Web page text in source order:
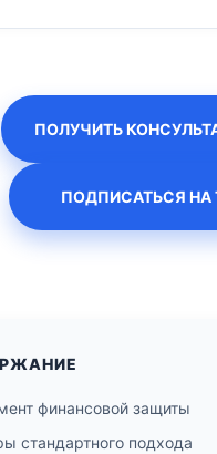
ПОЛУЧИТЬ
ПОДПИСАТЬСЯ НА
финансовой защиты
стандартного подхода